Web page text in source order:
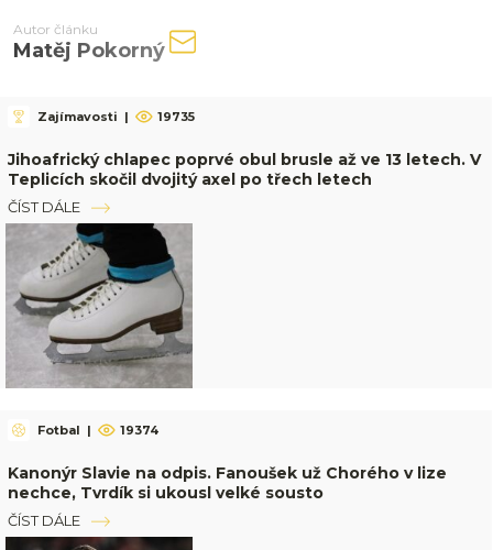
Autor článku
Matěj Pokorný
Zajímavosti | 19735
Jihoafrický chlapec poprvé obul brusle až ve 13 letech. V
Teplicích skočil dvojitý axel po třech letech
ČÍST DÁLE
Fotbal | 19374
Kanonýr Slavie na odpis. Fanoušek už Chorého v lize
nechce, Tvrdík si ukousl velké sousto
ČÍST DÁLE